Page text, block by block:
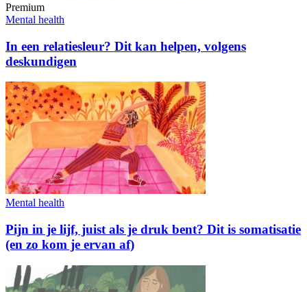
Premium
Mental health
In een relatiesleur? Dit kan helpen, volgens
deskundigen
Mental health
Pijn in je lijf, juist als je druk bent? Dit is somatisatie
(en zo kom je ervan af)